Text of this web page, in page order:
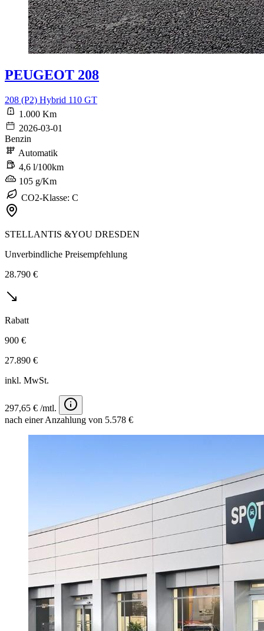
PEUGEOT 208
208 (P2) Hybrid 110 GT
1.000 Km
2026-03-01
Benzin
Automatik
4,6 l/100km
105 g/Km
CO2-Klasse: C
STELLANTIS &YOU DRESDEN
Unverbindliche Preisempfehlung
28.790 €
Rabatt
900 €
27.890 €
inkl. MwSt.
297,65 € /mtl.
nach einer Anzahlung von 5.578 €